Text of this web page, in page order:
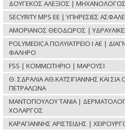
ΔΟΥΓΕΚΟΣ ΑΛΕΞΙΟΣ |
SECYRITY MPS ΕΕ | ΥΠΗΡΕΣΙΕΣ
ΑΜΟΡΙΑΝΟΣ ΘΕΟΔΩΡΟΣ | ΥΔΡΑΥΛΙΚΕΣ
POLYMEDICA ΠΟΛΥΪΑΤΡΕΙΟ Ι ΑΕ |
ΦΑΛΗΡΟ
FSS | ΚΟΜΜΩΤΗΡΙΟ | ΜΑΡΟΥΣΙ
Θ. ΣΔΡΑΛΙΑ ΑΘ.ΚΑΤΣΙΓΙΑΝΝΗΣ ΚΑΙ
ΠΕΤΡΑΛΩΝΑ
ΜΑΝΤΟΠΟΥΛΟΥ ΤΑΝΙΑ |
ΧΟΛΑΡΓΟΣ
ΚΑΡΑΓΙΑΝΝΗΣ ΑΡΙΣΤΕΙΔΗΣ |